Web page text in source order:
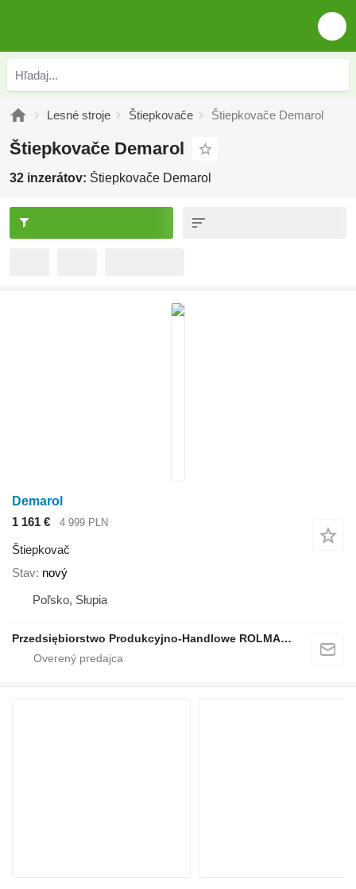
Lesné stroje Štiepkovače Štiepkovače Demarol
Štiepkovače Demarol
32 inzerátov: Štiepkovače Demarol
Demarol
1 161 €
4 999 PLN
Štiepkovač
Stav nový
Poľsko, Słupia
Przedsiębiorstwo Produkcyjno-Handlowe ROLMAPOL Marcin Dziekan